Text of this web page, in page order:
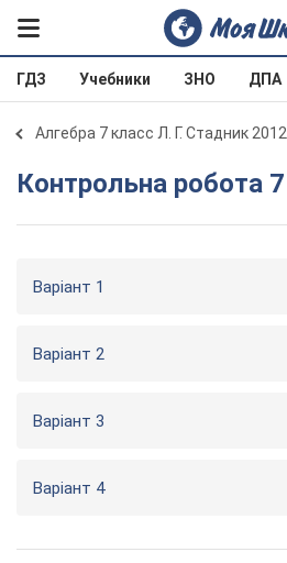
ГДЗ Учебники ЗНО ДПА
Алгебра 7 класс Л. Г. Стадник 2012
Контрольна робота 7
Варіант 1
Варіант 2
Варіант 3
Варіант 4